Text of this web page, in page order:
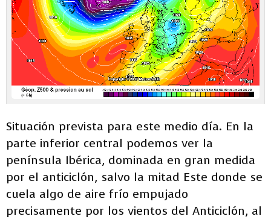
Situación prevista para este medio día. En la
parte inferior central podemos ver la
península Ibérica, dominada en gran medida
por el anticiclón, salvo la mitad Este donde se
cuela algo de aire frío empujado
precisamente por los vientos del Anticiclón, al